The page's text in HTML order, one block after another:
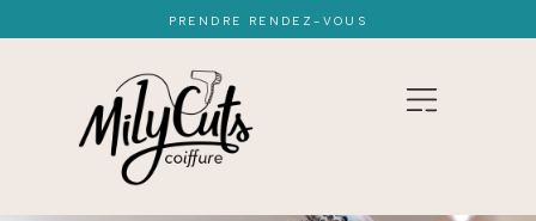
PRENDRE RENDEZ-VOUS